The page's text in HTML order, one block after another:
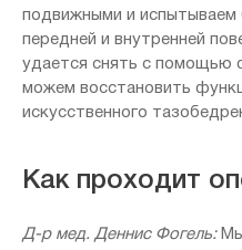
подвижными и испытываем
передней и внутренней
удается снять с помощью
можем восстановить
искусственного
Как проходит
Д-р мед. Деннис Фогель:Мы